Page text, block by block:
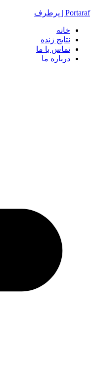
Portaraf | پرطرف
خانه
نتایج زنده
تماس با ما
درباره ما